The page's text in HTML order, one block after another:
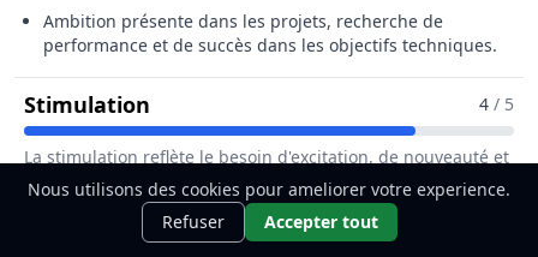
Ambition présente dans les projets, recherche de
performance et de succès dans les objectifs techniques.
Stimulation Pour Le Métier De Gestionnaire
4 / 5
La stimulation reflète le besoin d'excitation, de nouveauté et
de défis. Les individus ayant un score élevé recherchent
l'aventure et aiment sortir de leur zone de confort. Ils sont
attirés par les expériences inédites et les changements
Ce métier t'intéresse ?Découvre
comment le devenir.
Nous utilisons des cookies pour ameliorer votre experience.
Refuser
Accepter tout